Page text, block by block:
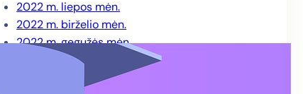
2022 m. liepos mėn.
2022 m. birželio mėn.
2022 m. gegužės mėn.
2022 m. balandžio mėn.
2022 m. kovo mėn.